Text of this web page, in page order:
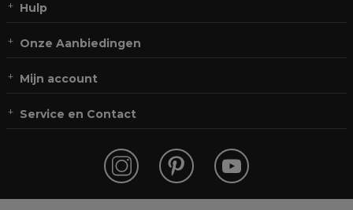
Hulp
Onze Aanbiedingen
Mijn account
Service en Contact